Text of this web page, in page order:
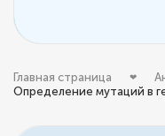
Главная страница
Определение мутаций в